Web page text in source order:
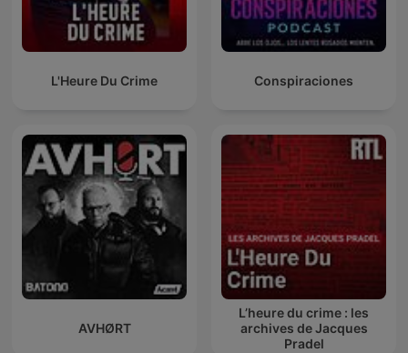
L'Heure Du Crime Conspiraciones
AVHØRT
L’heure du crime : les
archives de Jacques
Pradel